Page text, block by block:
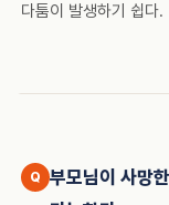
다툼이 발생하기 쉽다.
부모님이 사망